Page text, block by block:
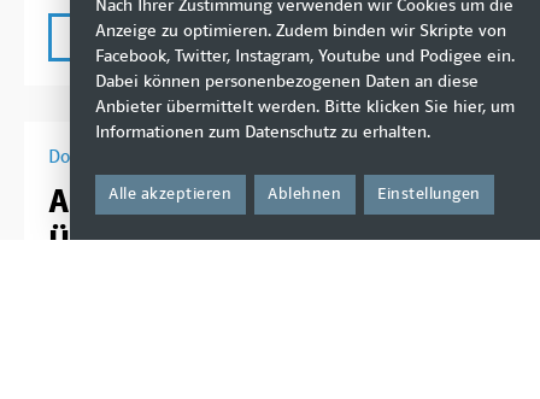
mehr
Donnerstag, 11. Dezember 2025
Antrag: Einschätzung der
Überlegungen zu einer
Nach Ihrer Zustimmung verwenden wir Cookies um die
Anzeige zu optimieren. Zudem binden wir Skripte von
Facebook, Twitter, Instagram, Youtube und Podigee ein.
Dabei können personenbezogenen Daten an diese
Anbieter übermittelt werden. Bitte klicken Sie hier, um
Informationen zum Datenschutz zu erhalten.
Alle akzeptieren Ablehnen Einstellungen